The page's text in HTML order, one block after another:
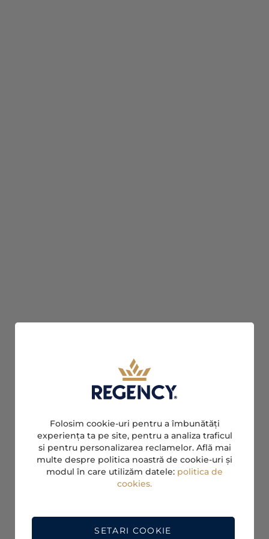
Folosim cookie-uri pentru a îmbunătăți
experiența ta pe site, pentru a analiza traficul
si pentru personalizarea reclamelor. Află mai
multe despre politica noastră de cookie-uri și
modul în care utilizăm datele: politica de
cookies.
SETARI COOKIE